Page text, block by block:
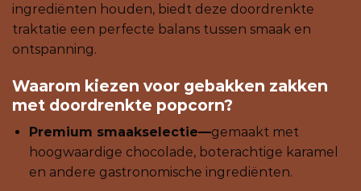
ingrediënten houden, biedt deze doordrenkte
traktatie een perfecte balans tussen smaak en
ontspanning.
Waarom kiezen voor gebakken zakken
met doordrenkte popcorn?
Premium smaakselectie—gemaakt met
hoogwaardige chocolade, boterachtige karamel
en andere gastronomische ingrediënten.